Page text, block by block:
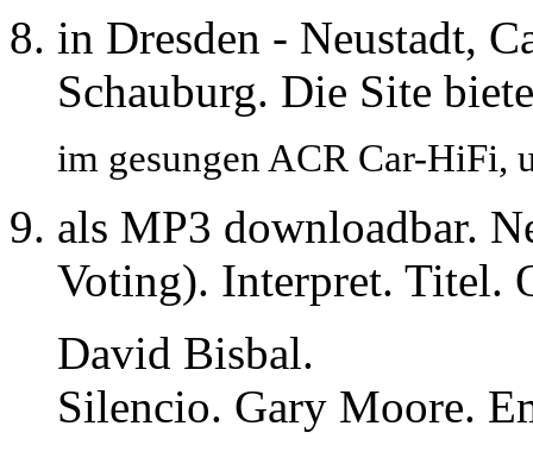
in Dresden - Neustadt,
Schauburg. Die Site
im gesungen ACR Car-HiFi,
als MP3 downloadbar.
Voting). Interpret. Titel.
David Bisbal.
Silencio. Gary Moore.